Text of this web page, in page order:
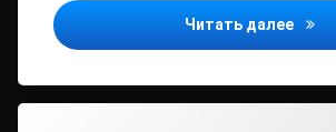
Читать далее